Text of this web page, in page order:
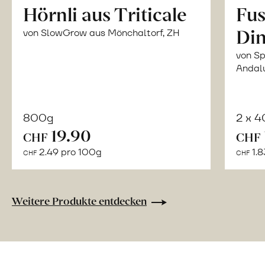
Hörnli aus Triticale
von SlowGrow aus Mönchaltorf, ZH
800g
CHF 19.90
CHF 2.49 pro 100g
von
2 x
CHF
CHF
Weitere Produkte entdecken